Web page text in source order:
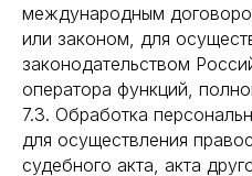
международным
или законом, для
законодательством
оператора функций,
7.3. Обработка
для осуществления
судебного акта, акта